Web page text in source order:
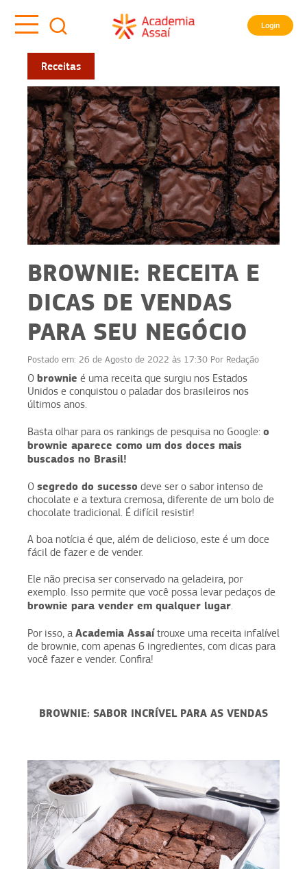
Login
Receitas
BROWNIE: RECEITA E
DICAS DE VENDAS
PARA SEU NEGÓCIO
Postado em: 26 de Agosto de 2022 às 17:30 Por Redação
O brownie é uma receita que surgiu nos Estados
Unidos e conquistou o paladar dos brasileiros nos
últimos anos.
Basta olhar para os rankings de pesquisa no Google: o
brownie aparece como um dos doces mais
buscados no Brasil!
O segredo do sucesso deve ser o sabor intenso de
chocolate e a textura cremosa, diferente de um bolo de
chocolate tradicional. É difícil resistir!
A boa notícia é que, além de delicioso, este é um doce
fácil de fazer e de vender.
Ele não precisa ser conservado na geladeira, por
exemplo. Isso permite que você possa levar pedaços de
brownie para vender em qualquer lugar.
Por isso, a Academia Assaítrouxe uma receita infalível
de brownie, com apenas 6 ingredientes, com dicas para
você fazer e vender. Confira!
BROWNIE: SABOR INCRÍVEL PARA AS VENDAS